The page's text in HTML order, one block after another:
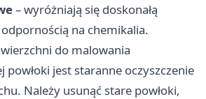
– wyróżniają się doskonałą
na chemikalia.
do malowania
powłoki jest staranne oczyszczenie
Należy usunąć stare powłoki,